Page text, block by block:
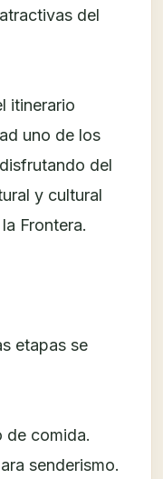
del
itinerario
uno de los
del
y cultural
Frontera.
etapas se
de comida.
senderismo.